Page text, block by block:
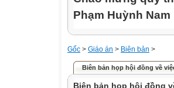
Phạm Huỳnh Nam
Gốc > Giáo án > Biên bản >
Biên bản họp hội đồng về
Biên bản họp hội đồng